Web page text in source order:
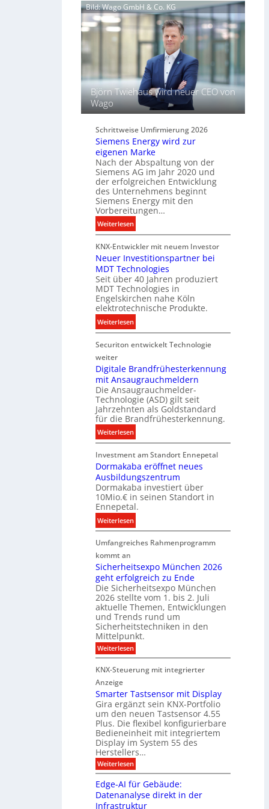
d
e
l
h
t
u
d
B
e
l
e
u
c
h
t
u
n
g
s
t
e
c
h
n
i
k
h
l
ü
l
f
ü
r
i
g
i
t
a
l
e
P
r
o
d
u
k
t
d
a
t
e
Bild: Wago GmbH & Co. KG
Björn Twiehaus wird neuer CEO von
Wago
Schrittweise Umfirmierung 2026
Siemens Energy wird zur
eigenen Marke
Nach der Abspaltung von der
Siemens AG im Jahr 2020 und
der erfolgreichen Entwicklung
des Unternehmens beginnt
Siemens Energy mit den
Vorbereitungen…
Weiterlesen:
S
i
e
m
e
n
s
E
n
r
y
w
i
r
d
u
r
e
i
g
e
n
e
n
M
r
k
e
KNX-Entwickler mit neuem Investor
Neuer Investitionspartner bei
MDT Technologies
Seit über 40 Jahren produziert
MDT Technologies in
Engelskirchen nahe Köln
elektrotechnische Produkte.
Weiterlesen:
N
e
e
r
I
n
v
e
s
i
t
i
o
n
s
p
a
n
e
r
b
e
i
M
D
c
h
n
o
l
o
g
e
s
Securiton entwickelt Technologie
weiter
Digitale Brandfrühesterkennung
mit Ansaugrauchmeldern
Die Ansaugrauchmelder-
Technologie (ASD) gilt seit
Jahrzehnten als Goldstandard
für die Brandfrühesterkennung.
Weiterlesen:
D
i
g
i
t
a
l
e
B
r
n
d
f
r
ü
h
e
s
t
e
k
e
n
n
u
n
g
m
i
t
Investment am Standort Ennepetal
Dormakaba eröffnet neues
Ausbildungszentrum
Dormakaba investiert über
10Mio.€ in seinen Standort in
Ennepetal.
Weiterlesen:
D
o
m
a
k
a
b
a
e
r
ö
f
n
e
t
n
e
u
e
s
A
u
s
Umfangreiches Rahmenprogramm
kommt an
Sicherheitsexpo München 2026
geht erfolgreich zu Ende
Die Sicherheitsexpo München
2026 stellte vom 1. bis 2. Juli
aktuelle Themen, Entwicklungen
und Trends rund um
Sicherheitstechniken in den
Mittelpunkt.
Weiterlesen:
S
c
e
r
h
e
i
t
s
e
x
p
o
M
ü
n
KNX-Steuerung mit integrierter
Anzeige
Smarter Tastsensor mit Display
Gira ergänzt sein KNX-Portfolio
um den neuen Tastsensor 4.55
Plus. Die flexibel konfigurierbare
Bedieneinheit mit integriertem
Display im System 55 des
Herstellers…
Weiterlesen:
S
m
a
r
t
Edge-AI für Gebäude:
Datenanalyse direkt in der
Infrastruktur